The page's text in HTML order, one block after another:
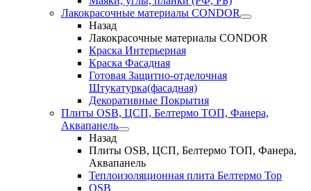
Лакокрасочные материалы CONDOR
Назад
Лакокрасочные материалы CONDOR
Краска Интерьерная
Краска Фасадная
Готовая Защитно-отделочная
Штукатурка(фасадная)
Декоративные Покрытия
Плиты OSB, ЦСП, Белтермо ТОП, Фанера,
Аквапанель
Назад
Плиты OSB, ЦСП, Белтермо ТОП, Фанера,
Аквапанель
Теплоизоляционная плита Белтермо Top
OSB